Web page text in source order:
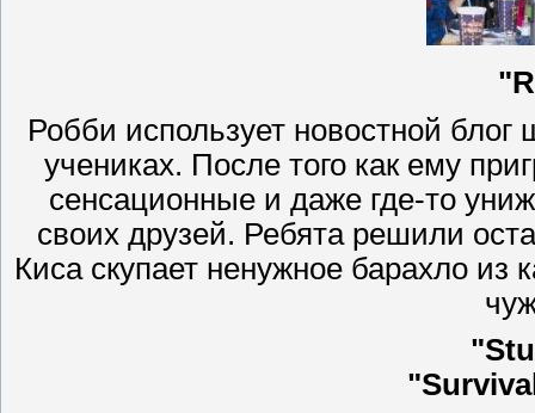
Робби использует новостной
учениках. После того как ему
сенсационные и даже где-то
своих друзей. Ребята решили
Киса скупает ненужное барахло из